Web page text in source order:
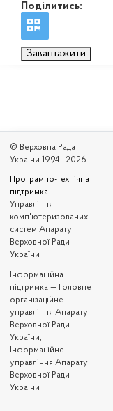
Поділитись:
Завантажити
© Верховна Рада
України 1994—2026
Програмно-технічна
підтримка —
Управління
комп'ютеризованих
систем Апарату
Верховної Ради
України
Iнформаційна
підтримка — Головне
організаційне
управління Апарату
Верховної Ради
України,
Інформаційне
управління Апарату
Верховної Ради
України